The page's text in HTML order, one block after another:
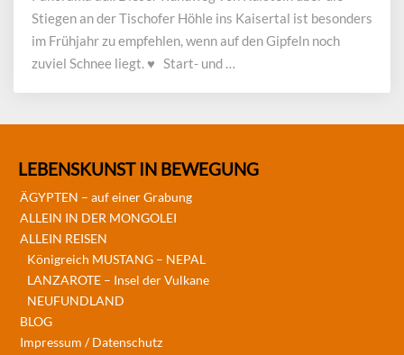
zahmen
Kaiser
Stiegen an der Tischofer Höhle ins Kaisertal ist besonders
im Frühjahr zu empfehlen, wenn auf den Gipfeln noch
zuviel Schnee liegt. ♥ Start- und …
LEBENSKUNST IN BEWEGUNG
ÄGYPTEN – auf einer Grabung
ALLEIN IN DER MONGOLEI
ALLEIN REISEN
Königreich MUSTANG – NEPAL
LANZAROTE – Insel der Vulkane
NEUFUNDLAND
BLOG
Impressum / Datenschutz